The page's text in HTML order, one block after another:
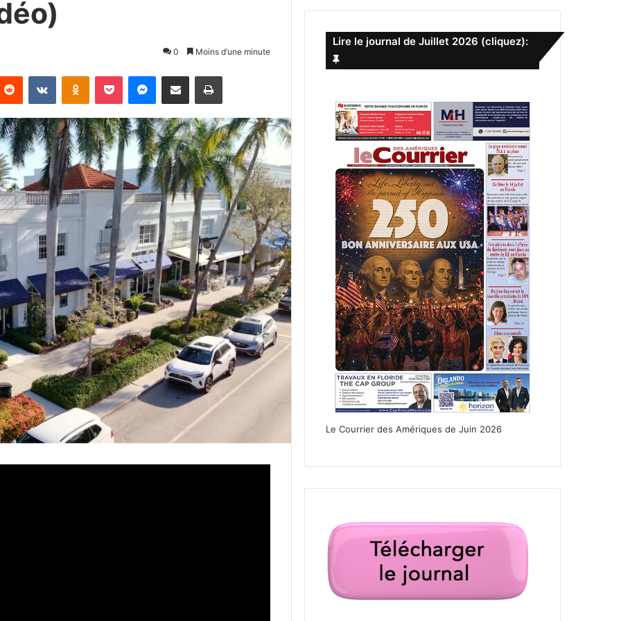
0 Moins d’une minute
c
h
:
Lire le journal de Juillet 2026 (cliquez):
Le Courrier des Amériques de Juin 2026